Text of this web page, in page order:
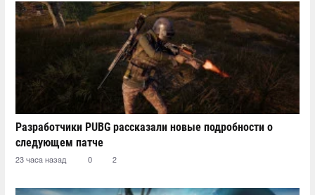
Разработчики PUBG рассказали новые подробности о
следующем патче
23 часа назад 0 2